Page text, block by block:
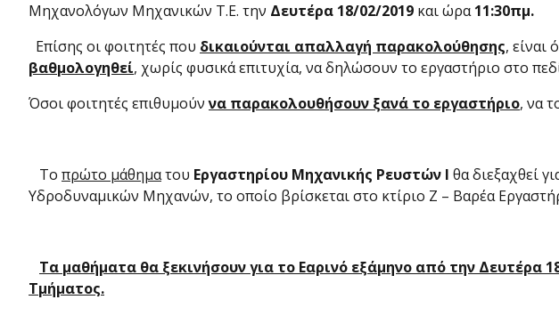
Μηχανολόγων Μηχανικών Τ.Ε. την Δευτέρα 18/02/2019 και ώρα11:30πμ.
Επίσης οι φοιτητές που δικαιούνται απαλλαγή παρακολούθησης, είναι
βαθμολογηθεί, χωρίς φυσικά επιτυχία, να δηλώσουν το εργαστήριο στο
Όσοι φοιτητές επιθυμούννα παρακολουθήσουν ξανά το εργαστήριο, να
Το πρώτο μάθηματου Εργαστηρίου Μηχανικής Ρευστών Ι θα διεξαχθεί
Υδροδυναμικών Μηχανών, το οποίο βρίσκεται στο κτίριο Ζ – Βαρέα
Τα μαθήματα θα ξεκινήσουν για το Εαρινό εξάμηνο από την Δευτέρα
Τμήματος.